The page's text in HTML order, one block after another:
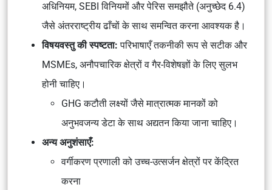
अधिनियम, SEBI विनियमों और पेरिस समझौते (अनुच्छेद 6.4)
जैसे अंतरराष्ट्रीय ढाँचों के साथ समन्वित करना आवश्यक है।
विषयवस्तु की स्पष्टता: परिभाषाएँ तकनीकी रूप से सटीक और
MSMEs, अनौपचारिक क्षेत्रों व गैर-विशेषज्ञों के लिए सुलभ
होनी चाहिए।
GHG कटौती लक्ष्यों जैसे मात्रात्मक मानकों को
अनुभवजन्य डेटा के साथ अद्यतन किया जाना चाहिए।
अन्य अनुशंसाएँ:
वर्गीकरण प्रणाली को उच्च-उत्सर्जन क्षेत्रों पर केंद्रित
करना